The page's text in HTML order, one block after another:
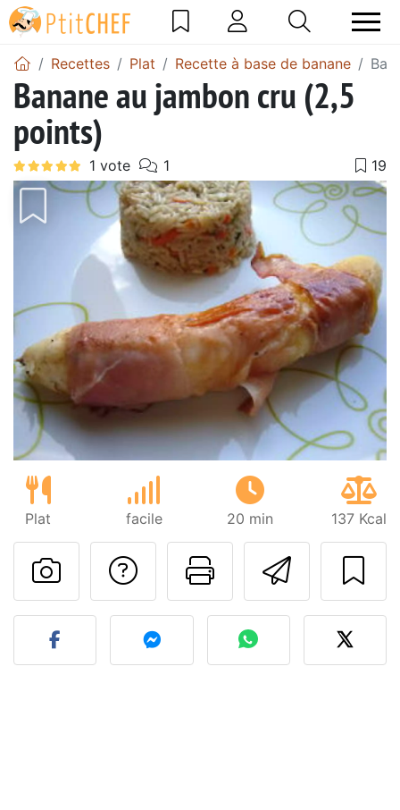
Recettes Plat Recette à base de banane
Banane au jambon cru (2,5
points)
Plat facile 20 min 137 Kcal
Imprimer
Poser une
Publier votre photo de